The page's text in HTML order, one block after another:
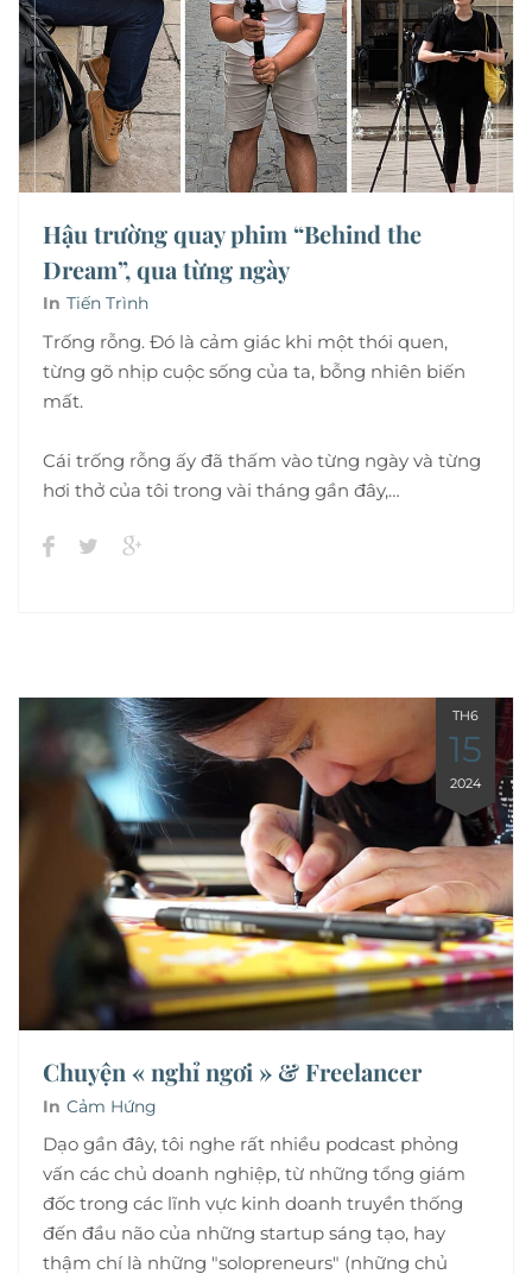
Hậu trường quay phim “Behind the
Dream”, qua từng ngày
In Tiến Trình
Trống rỗng. Đó là cảm giác khi một thói quen,
từng gõ nhịp cuộc sống của ta, bỗng nhiên biến
mất.
Cái trống rỗng ấy đã thấm vào từng ngày và từng
hơi thở của tôi trong vài tháng gần đây,…
TH6
15
2024
Chuyện « nghỉ ngơi » & Freelancer
In Cảm Hứng
Dạo gần đây, tôi nghe rất nhiều podcast phỏng
vấn các chủ doanh nghiệp, từ những tổng giám
đốc trong các lĩnh vực kinh doanh truyền thống
đến đầu não của những startup sáng tạo, hay
thậm chí là những "solopreneurs" (những chủ